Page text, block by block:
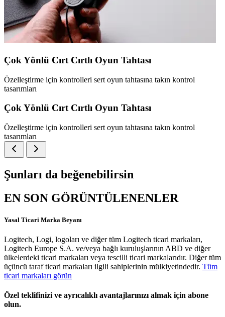
Çok Yönlü Cırt Cırtlı Oyun Tahtası
Özelleştirme için kontrolleri sert oyun tahtasına takın kontrol
tasarımları
Çok Yönlü Cırt Cırtlı Oyun Tahtası
Özelleştirme için kontrolleri sert oyun tahtasına takın kontrol
tasarımları
Şunları da beğenebilirsin
EN SON GÖRÜNTÜLENENLER
Yasal Ticari Marka Beyanı
Logitech, Logi, logoları ve diğer tüm Logitech ticari markaları,
Logitech Europe S.A. ve/veya bağlı kuruluşlarının ABD ve diğer
ülkelerdeki ticari markaları veya tescilli ticari markalarıdır. Diğer tüm
üçüncü taraf ticari markaları ilgili sahiplerinin mülkiyetindedir. Tüm
ticari markaları görün
Özel teklifinizi ve ayrıcalıklı avantajlarınızı almak için abone
olun.